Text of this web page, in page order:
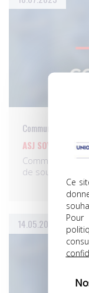
Ce
Communiqués
ASJ SOYAUX :
Comment peut-
de soutenir…
14.05.2023